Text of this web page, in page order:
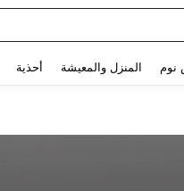
نوم المنزل والمعيشة أحذية